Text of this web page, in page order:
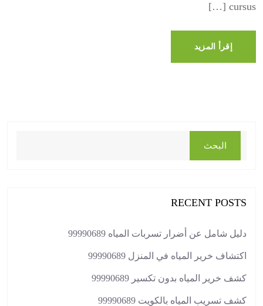
cursus […]
إقرأ المزيد
البحث
RECENT POSTS
دليل شامل عن أضرار تسربات المياه 99990689
اكتشاف خرير المياه في المنزل 99990689
كشف خرير المياه بدون تكسير 99990689
كشف تسريب المياه بالكويت 99990689